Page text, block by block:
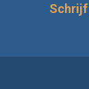
Schrijf